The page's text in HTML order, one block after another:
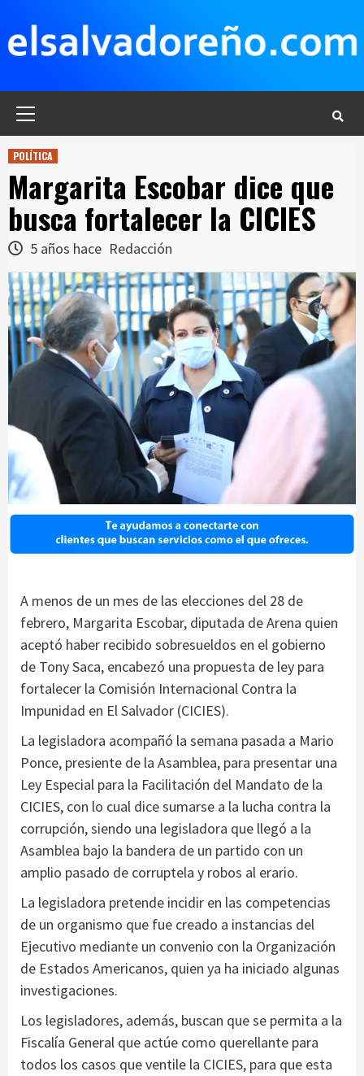
contenido
POLÍTICA
Margarita Escobar dice que
busca fortalecer la CICIES
5 años hace Redacción
A menos de un mes de las elecciones del 28 de
febrero, Margarita Escobar, diputada de Arena quien
aceptó haber recibido sobresueldos en el gobierno
de Tony Saca, encabezó una propuesta de ley para
fortalecer la Comisión Internacional Contra la
Impunidad en El Salvador (CICIES).
La legisladora acompañó la semana pasada a Mario
Ponce, presiente de la Asamblea, para presentar una
Ley Especial para la Facilitación del Mandato de la
CICIES, con lo cual dice sumarse a la lucha contra la
corrupción, siendo una legisladora que llegó a la
Asamblea bajo la bandera de un partido con un
amplio pasado de corruptela y robos al erario.
La legisladora pretende incidir en las competencias
de un organismo que fue creado a instancias del
Ejecutivo mediante un convenio con la Organización
de Estados Americanos, quien ya ha iniciado algunas
investigaciones.
Los legisladores, además, buscan que se permita a la
Fiscalía General que actúe como querellante para
todos los casos que ventile la CICIES, para que esta